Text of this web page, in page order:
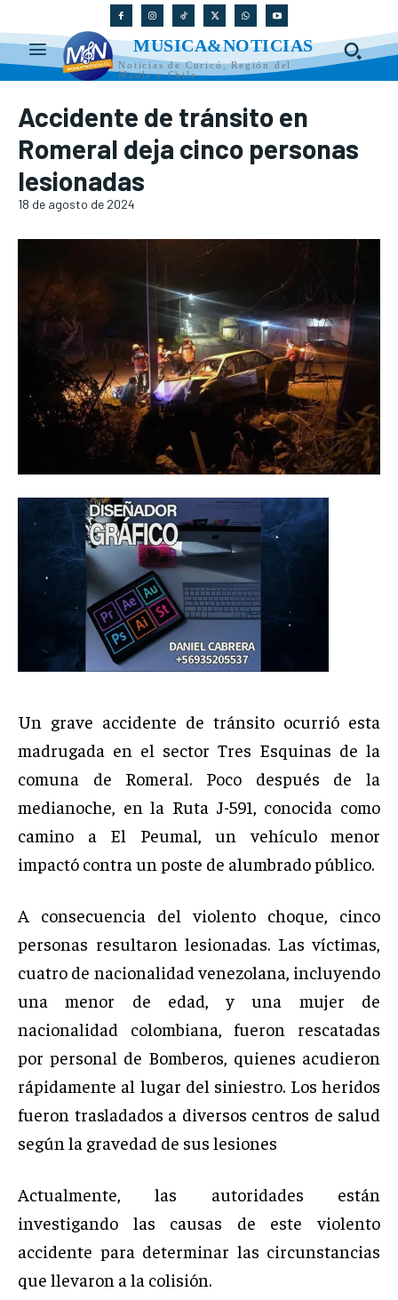
MUSICA&NOTICIAS
Noticias de Curicó, Región del
Maule y Chile
Accidente de tránsito en
Romeral deja cinco personas
lesionadas
18 de agosto de 2024
Un grave accidente de tránsito ocurrió esta
madrugada en el sector Tres Esquinas de la
comuna de Romeral. Poco después de la
medianoche, en la Ruta J-591, conocida como
camino a El Peumal, un vehículo menor
impactó contra un poste de alumbrado público.
A consecuencia del violento choque, cinco
personas resultaron lesionadas. Las víctimas,
cuatro de nacionalidad venezolana, incluyendo
una menor de edad, y una mujer de
nacionalidad colombiana, fueron rescatadas
por personal de Bomberos, quienes acudieron
rápidamente al lugar del siniestro. Los heridos
fueron trasladados a diversos centros de salud
según la gravedad de sus lesiones
Actualmente, las autoridades están
investigando las causas de este violento
accidente para determinar las circunstancias
que llevaron a la colisión.